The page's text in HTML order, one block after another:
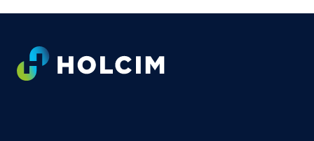
Footer